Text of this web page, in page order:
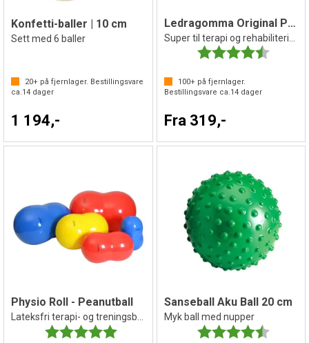
Konfetti-baller | 10 cm
Sett med 6 baller
20+ på fjernlager. Bestillingsvare
ca.14 dager
1 194,-
Ledragomma Original Pezziball
Karakter:
100+på fjernlager.
Bestillingsvare ca.14dager
Fra 319,-
Physio Roll - Peanutball
Lateksfri terapi- og treningsball
Karakter:
5.0 av 5 mulige
Sanseball Aku Ball 20 cm
Myk ball med nupper
Karakter: